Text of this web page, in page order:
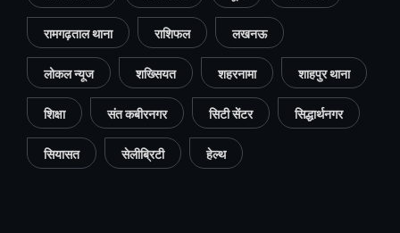
रामगढ़ताल थाना राशिफल लखनऊ
लोकल न्यूज शख्सियत शहरनामा शाहपुर थाना
शिक्षा संत कबीरनगर सिटी सेंटर सिद्धार्थनगर
सियासत सेलीब्रिटी हेल्थ